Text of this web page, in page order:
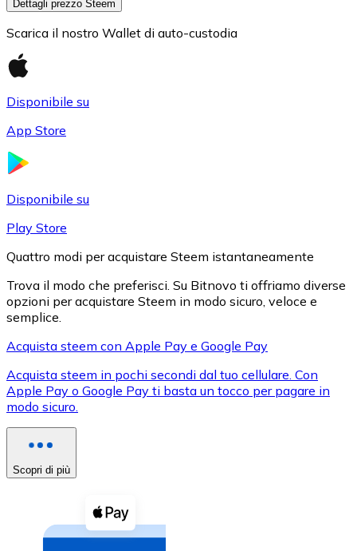
XRP
XRP
Vedi tutto
Buoni cripto
Acquista criptovalute in contanti e altri mezzi di
Dettagli prezzo Steem
Scarica il nostro Wallet di auto-custodia
Disponibile su
App Store
Disponibile su
Play Store
Quattro modi per acquistare Steem istantaneamente
Trova il modo che preferisci. Su Bitnovo ti offriamo diverse
opzioni per acquistare Steem in modo sicuro, veloce e
semplice.
Acquista steem con Apple Pay e Google Pay
Acquista steem in pochi secondi dal tuo cellulare. Con
Apple Pay o Google Pay ti basta un tocco per pagare in
modo sicuro.
Scopri di più